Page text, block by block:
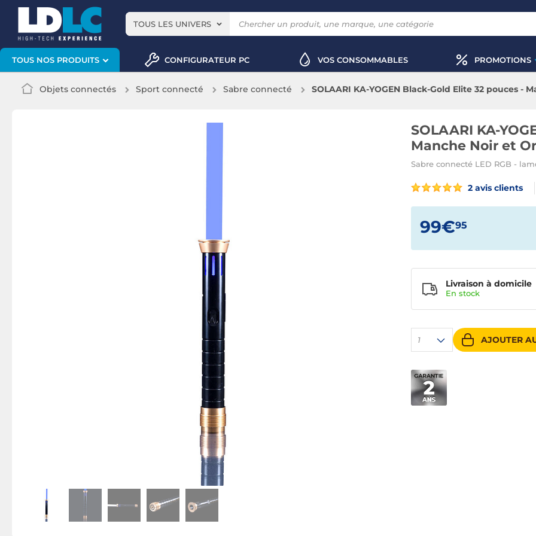
TOUS LES UNIVERS
TOUS NOS PRODUITS CONFIGURATEUR PC VOS CONSOMMABLES PROMOTIONS
Objets connectés Sport connecté Sabre connecté SOLAARI KA-YOGEN Black-Gold Elite 32 pouces -
SOLAARI KA-
Manche Noir et Or
Sabre connecté LED RGB -
2 avis clients
99€95
1 AJOUTER
Livraison à domicile
En stock